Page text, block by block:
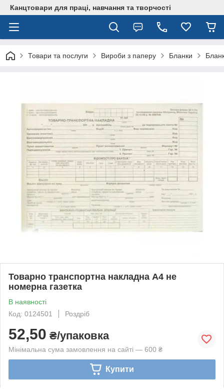
Канцтовари для працi, навчання та творчостi
Товари та послуги Вироби з паперу Бланки
Товарно транспортна накладна А4 не
номерна газетка
В наявності
Код: 0124501
Роздріб
52,50 ₴/упаковка
Мінімальна сума замовлення на сайті — 600 ₴
Купити